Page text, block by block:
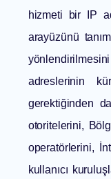
hizmeti bir IP
arayüzünü
adreslerinin
gerektiğinden
otoritelerini,
operatörlerini,
kullanıcı